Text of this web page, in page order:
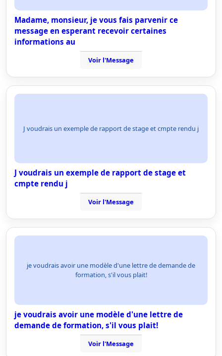
Madame, monsieur, je vous fais parvenir ce
message en esperant recevoir certaines
informations au
Voir l'Message
J voudrais un exemple de rapport de stage et cmpte rendu j
J voudrais un exemple de rapport de stage et
cmpte rendu j
Voir l'Message
je voudrais avoir une modèle d'une lettre de demande de
formation, s'il vous plait!
je voudrais avoir une modèle d'une lettre de
demande de formation, s'il vous plait!
Voir l'Message